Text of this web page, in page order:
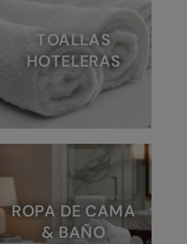
TOALLAS
HOTELERAS
ROPA DE CAMA
& BAÑO